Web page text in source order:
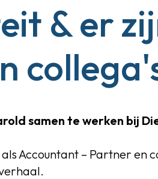
& er
samen te werken bij
Accountant – Partner en